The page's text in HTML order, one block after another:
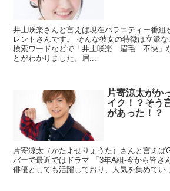
井上咲楽さんと言えば現在バラエティー番組
レントさんです。 そんな彼女の特徴は立派
検索ワードなどで「井上咲楽 眉毛 不快」
とがわかりました。眉...
片寄涼太がか
イク！？そう
があった！？
片寄涼太（かたよせりょうた）さんと言えば
バーで最近ではドラマ 「3年A組-今から皆さ
俳優としても活躍しており、人気を集めてい